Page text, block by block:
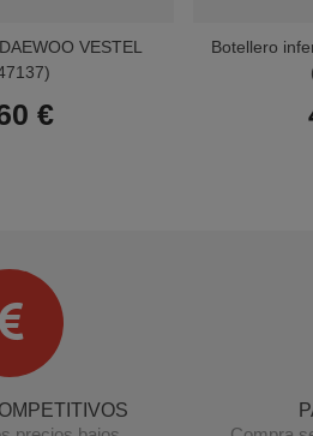
VESTEL
€
Botellero
Terminal de
Botellero nevera